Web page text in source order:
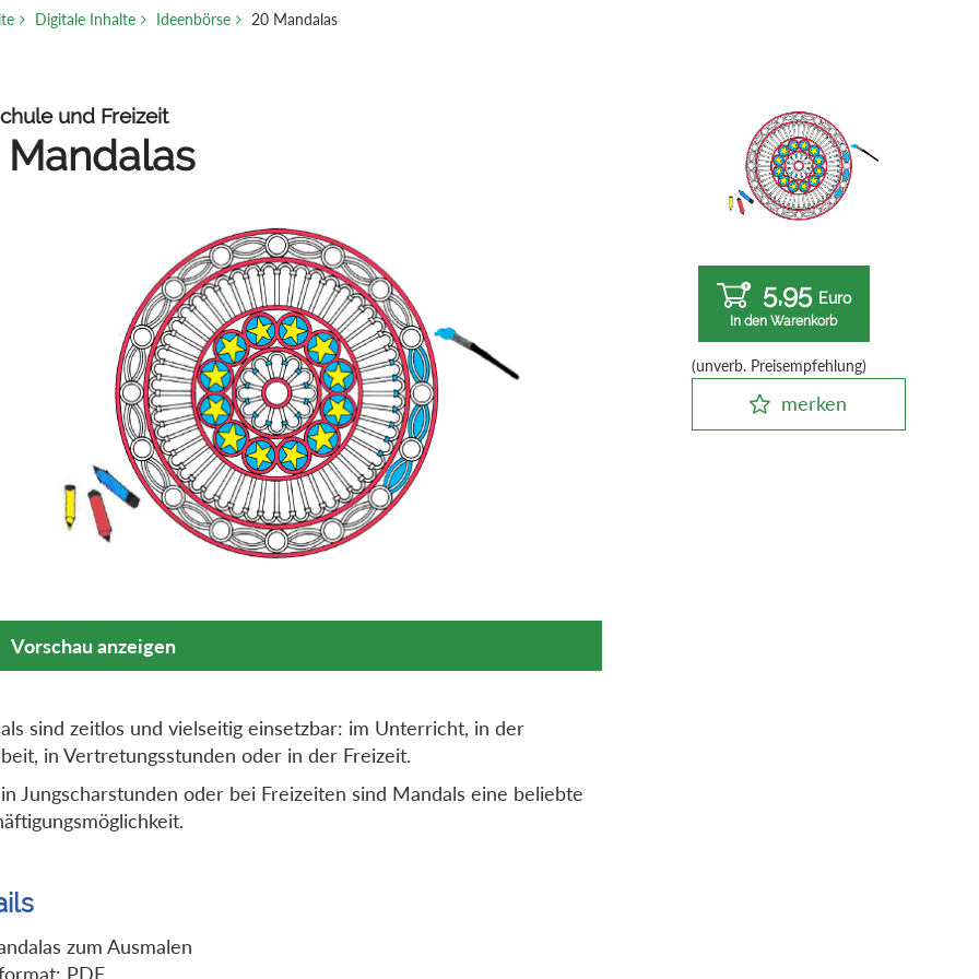
Digitale Inhalte Ideenbörse 20 Mandalas
und Freizeit
Mandalas
Vorschau anzeigen
sind zeitlos und vielseitig einsetzbar: im Unterricht, in der
in Vertretungsstunden oder in der Freizeit.
Jungscharstunden oder bei Freizeiten sind Mandals eine beliebte
zum Ausmalen
PDF
5,95 Euro
In den Warenkorb
(unverb. Preisempfehlung)
merken